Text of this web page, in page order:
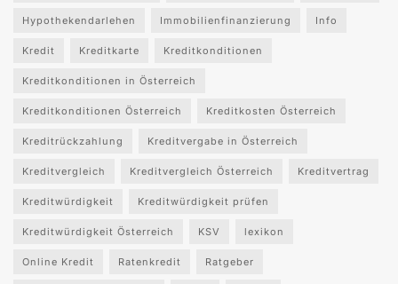
Hypothekendarlehen Immobilienfinanzierung Info
Kredit Kreditkarte Kreditkonditionen
Kreditkonditionen in Österreich
Kreditkonditionen Österreich Kreditkosten Österreich
Kreditrückzahlung Kreditvergabe in Österreich
Kreditvergleich Kreditvergleich Österreich Kreditvertrag
Kreditwürdigkeit Kreditwürdigkeit prüfen
Kreditwürdigkeit Österreich KSV lexikon
Online Kredit Ratenkredit Ratgeber